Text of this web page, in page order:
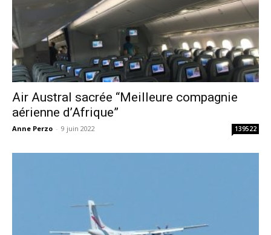
Air Austral sacrée “Meilleure compagnie
aérienne d’Afrique”
Anne Perzo - 9 juin 2022 139522